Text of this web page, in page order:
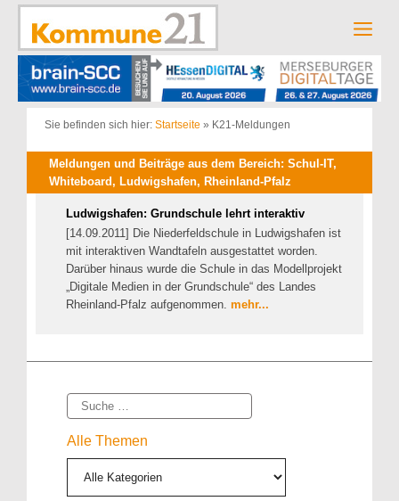
Zum
springen
Sie befinden sich hier: Startseite » K21-Meldungen
Meldungen und Beiträge aus dem Bereich: Schul-IT,
Whiteboard, Ludwigshafen, Rheinland-Pfalz
Ludwigshafen: Grundschule lehrt interaktiv
[14.09.2011] Die Niederfeldschule in Ludwigshafen ist
mit interaktiven Wandtafeln ausgestattet worden.
Darüber hinaus wurde die Schule in das Modellprojekt
„Digitale Medien in der Grundschule“ des Landes
Rheinland-Pfalz aufgenommen. mehr...
Suche
Alle Themen